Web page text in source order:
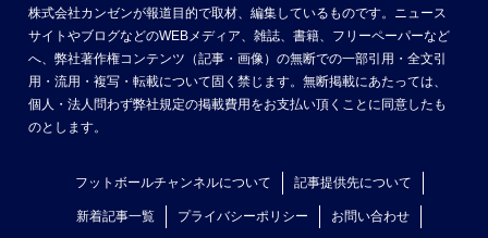
株式会社カンゼンが報道目的で取材、編集しているものです。ニュース
サイトやブログなどのWEBメディア、雑誌、書籍、フリーペーパーなど
へ、弊社著作権コンテンツ（記事・画像）の無断での一部引用・全文引
用・流用・複写・転載について固く禁じます。無断掲載にあたっては、
個人・法人問わず弊社規定の掲載費用をお支払い頂くことに同意したも
のとします。
フットボールチャンネルについて 記事提供先について
新着記事一覧 プライバシーポリシー お問い合わせ